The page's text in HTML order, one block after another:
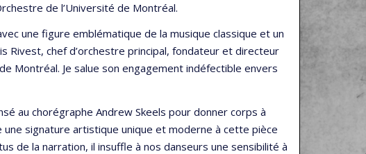
de l’Université de Montréal.
une figure emblématique de la musique classique et un
Rivest, chef d’orchestre principal, fondateur et directeur
Montréal. Je salue son engagement indéfectible envers
au chorégraphe Andrew Skeels pour donner corps à
une signature artistique unique et moderne à cette pièce
de la narration, il insuffle à nos danseurs une sensibilité à